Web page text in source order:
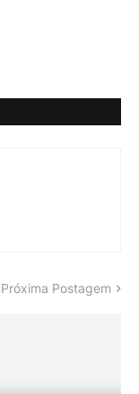
Próxima Postagem